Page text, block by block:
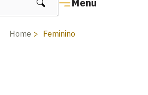
Menu
Home Feminino